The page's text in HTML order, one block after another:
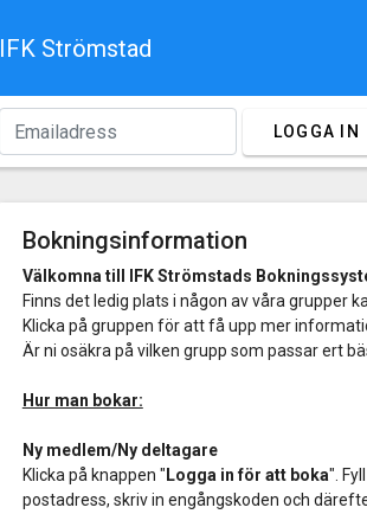
IFK Strömstad
LOGGA IN
Bokningsinformation
Välkomna till IFK Strömstads
Finns det ledig plats i någon av våra grupper
Klicka på gruppen för att få upp mer
Är ni osäkra på vilken grupp som passar ert
Hur man bokar:
Ny medlem/Ny deltagare
Klicka på knappen " Logga in för att boka".
postadress, skriv in engångskoden och